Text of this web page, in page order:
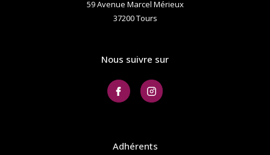
59 Avenue Marcel Mérieux
37200 tours
Nous suivre sur
Adhérents